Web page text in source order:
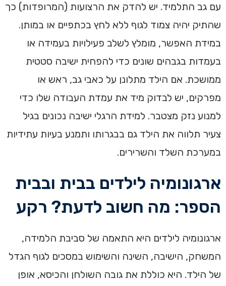
עם גב התלמיד. יש להדק את הרצועות (המרופדות) כך
שהתיק יהיה צמוד לגוף ללא לחץ בכתפיים או במותן.
במידת האפשר, מומלץ לשלב פעילויות בעמידה או
בעמדות בגבהים שונים כדי להפחית ישיבה סטטית
ממושכת. אם הילד מתלונן על כאבי גב, ראש או
מפרקים, יש לבדוק מיד את עמדת העבודה שלו כדי
למנוע נזק מצטבר. למידת הרגלי ישיבה נכונים בגיל
צעיר תלווה את הילד גם בבגרותו ותמנע בעיות עתידיות
במערכת השלד והשרירים.
ארגונומיה לילדים בבית ובבית
הספר: מה חשוב לדעת? רקע
ארגונומיה לילדים היא התאמה של סביבת הלמידה,
המשחק, הישיבה, השינה והשימוש במסכים לגוף הגדל
של הילד. היא כוללת את גובה השולחן והכיסא, אופן